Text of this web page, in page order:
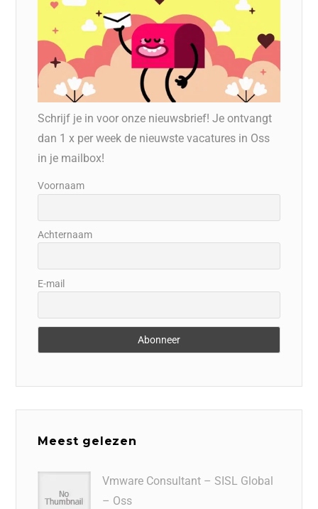
Schrijf je in voor onze nieuwsbrief! Je ontvangt
dan 1 x per week de nieuwste vacatures in Oss
in je mailbox!
Voornaam
Achternaam
E-mail
Meest gelezen
Vmware Consultant – SISL Global
– Oss